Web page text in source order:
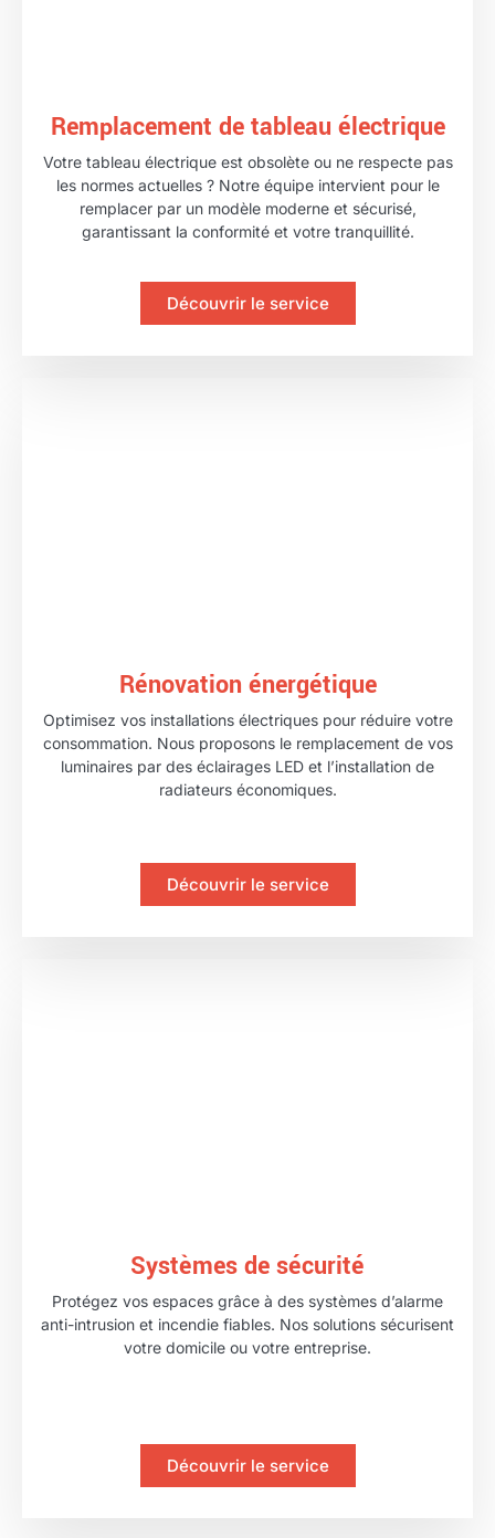
Remplacement de tableau électrique
Votre tableau électrique est obsolète ou ne respecte pas
les normes actuelles ? Notre équipe intervient pour le
remplacer par un modèle moderne et sécurisé,
garantissant la conformité et votre tranquillité.
Découvrir le service
Rénovation énergétique
Optimisez vos installations électriques pour réduire votre
consommation. Nous proposons le remplacement de vos
luminaires par des éclairages LED et l’installation de
radiateurs économiques.
Découvrir le service
Systèmes de sécurité
Protégez vos espaces grâce à des systèmes d’alarme
anti-intrusion et incendie fiables. Nos solutions sécurisent
votre domicile ou votre entreprise.
Découvrir le service